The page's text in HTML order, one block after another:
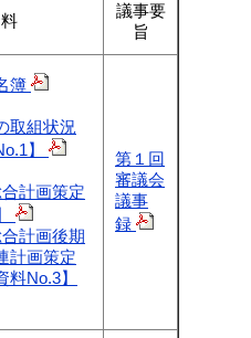
議事要
旨
簿
取組状況
】
計画策定
計画後期
計画策定
料No.3】
第１回
審議会
議事
録